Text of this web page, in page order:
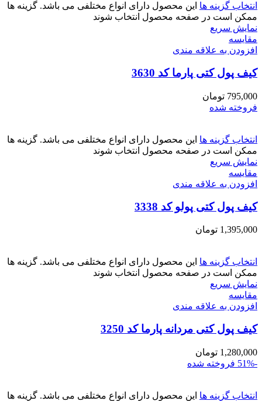
انتخاب گزینه ها این محصول دارای انواع مختلفی می باشد. گزینه ها
ممکن است در صفحه محصول انتخاب شوند
نمایش سریع
مقايسه
افزودن به علاقه مندی
کیف پول کتی پارما کد 3630
795,000 تومان
فروخته شده
انتخاب گزینه ها این محصول دارای انواع مختلفی می باشد. گزینه ها
ممکن است در صفحه محصول انتخاب شوند
نمایش سریع
مقايسه
افزودن به علاقه مندی
کیف پول کتی پولو کد 3338
1,395,000 تومان
انتخاب گزینه ها این محصول دارای انواع مختلفی می باشد. گزینه ها
ممکن است در صفحه محصول انتخاب شوند
نمایش سریع
مقايسه
افزودن به علاقه مندی
کیف پول کتی مردانه پارما کد 3250
1,280,000 تومان
-51%
فروخته شده
انتخاب گزینه ها این محصول دارای انواع مختلفی می باشد. گزینه ها